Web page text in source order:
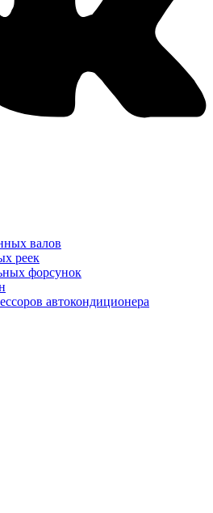
валов
реек
форсунок
автокондиционера